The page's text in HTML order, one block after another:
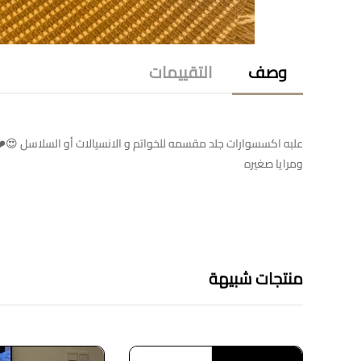
وصف التقييمات
علبه اكسسوارات جلد مقسمه للخواتم و الانسيالات أو السلاسل
ومرايا صغيره
منتجات شبيهة